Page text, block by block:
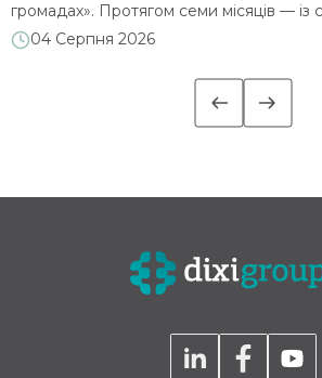
громадах». Протягом семи місяців — із
до лютого 2027 року — команда
муніципальних енергетичних планів
їхні стратегічні документи, проводитиме
надаватиме індивідуальні
04 Серпня 2026